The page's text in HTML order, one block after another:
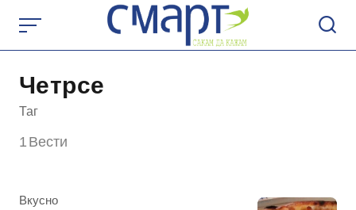
content
Четрсе
Таг
1 Вести
КАтегорија
Вкусно